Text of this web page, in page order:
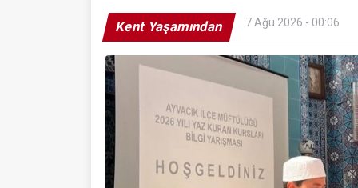
Kent Yaşamından 7 Ağu 2026 - 00:06